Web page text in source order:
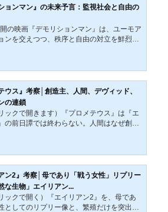
・フェイト』）におけるターミネーターの
サラ・コナーの成長、自己犠牲のボディー
そして救世主像の変遷を分析し、1980年代
頃までのアメリカの価値観の変化を考察す
ョンマン』の未来予言：監視社会と自由の
の映画『デモリションマン』は、ユーモア
ンを交えつつ、秩序と自由の対立を鮮烈に
な現実を突きつける。舞台は2032年。暴力
絶された未来都市「サン・アンゼルス」で
ルールによって秩序が維持されていた。し
平和は、人間の本質を無視した強制的な管
成り立っていた。そこへ、かつて社会を震
悪犯罪者が復活し、制御不能な存在とな
ウス』考察│創造主、人間、デヴィッド、
の連鎖
ックで開きます）『プロメテウス』は『エ
の前日譚では終わらない。人間はなぜ創造
。そしてエイリアンはなぜ、善悪を超え
びることだけを生存原理とするのか。本稿
ニア、人間、デヴィッド、エイリアンの連
ながら、この映画が創造、答えの不在、信
どこまで深く潜っているかを読む。起源の
まらず、神を失った人間の不安と、その後
ン2』考察│母であり「戦う女性」リプリー
な生物」エイリアン...
ックで開く）『エイリアン2』を、母であ
としてのリプリー像と、繁殖だけを突出さ